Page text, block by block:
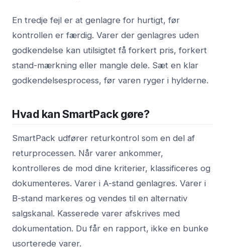
En tredje fejl er at genlagre for hurtigt, før
kontrollen er færdig. Varer der genlagres uden
godkendelse kan utilsigtet få forkert pris, forkert
stand-mærkning eller mangle dele. Sæt en klar
godkendelsesprocess, før varen ryger i hylderne.
Hvad kan SmartPack gøre?
SmartPack udfører returkontrol som en del af
returprocessen. Når varer ankommer,
kontrolleres de mod dine kriterier, klassificeres og
dokumenteres. Varer i A-stand genlagres. Varer i
B-stand markeres og vendes til en alternativ
salgskanal. Kasserede varer afskrives med
dokumentation. Du får en rapport, ikke en bunke
usorterede varer.